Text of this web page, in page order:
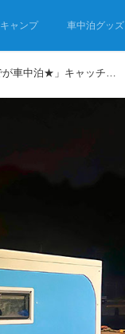
キャンプ 車中泊グッズ
車中泊女子さおりんごの「食べるまでが車中泊★」キャッチ＆スリープ② 北茨城でタチウオ釣り